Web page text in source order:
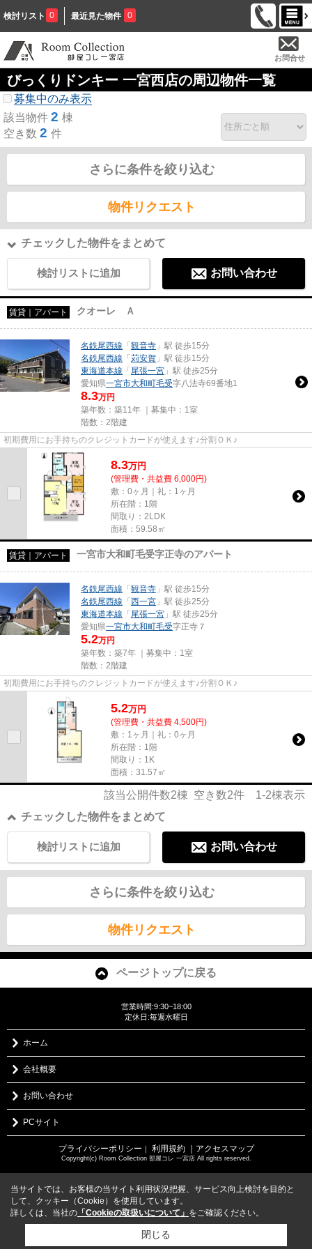
検討リスト 0 最近見た物件 0
お問合せ
びっくりドンキー 一宮西店の周辺物件一覧
募集中のみ表示
該当物件 2 棟
空き数 2 件
さらに条件を絞り込む
物件リクエスト
チェックした物件をまとめて
検討リストに追加 お問い合わせ
賃貸｜アパート クオーレ Ａ
名鉄尾西線 「 観音寺 」駅 徒歩15分
名鉄尾西線 「 苅安賀 」駅 徒歩15分
東海道本線 「 尾張一宮 」駅 徒歩25分
愛知県一宮市大和町毛受字八法寺69番地1
8.3万円
築年数：築11年 ｜募集中： 1室
階数：2階建
初期費用にお手持ちのクレジットカードが使えます♪分割ＯＫ♪
8.3万円
(管理費・共益費 6,000円)
敷：0ヶ月｜礼：1ヶ月
所在階：1階
間取り：2LDK
面積：59.58㎡
賃貸｜アパート 一宮市大和町毛受字正寺のアパート
名鉄尾西線 「 観音寺 」駅 徒歩15分
名鉄尾西線 「 西一宮 」駅 徒歩25分
東海道本線 「 尾張一宮 」駅 徒歩25分
愛知県一宮市大和町毛受字正寺７
5.2万円
築年数：築7年 ｜募集中： 1室
階数：2階建
初期費用にお手持ちのクレジットカードが使えます♪分割ＯＫ♪
5.2万円
(管理費・共益費 4,500円)
敷：1ヶ月｜礼：0ヶ月
所在階：1階
間取り：1K
面積：31.57㎡
該当公開件数2棟 空き数2件 1-2棟表示
チェックした物件をまとめて
お問い合わせ
検討リストに追加
さらに条件を絞り込む
物件リクエスト
ページトップに戻る
営業時間:9:30~18:00
定休日:毎週水曜日
ホーム
会社概要
お問い合わせ
PCサイト
プライバシーポリシー ｜ 利用規約 ｜アクセスマップ
Copyright(c) Room Collection 部屋コレ 一宮店 All rights reserved.
当サイトでは、お客様の当サイト利用状況把握、サービス向上検討を目的と
して、クッキー（Cookie）を使用しています。
詳しくは、当社の 「Cookieの取扱いについて」 をご確認ください。
閉じる